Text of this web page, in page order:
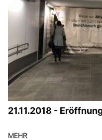
21.11.2018 -
MEHR